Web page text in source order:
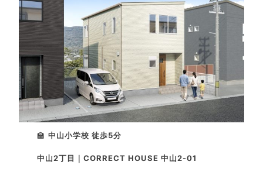
🏫 中山小学校 徒歩5分
中山2丁目｜CORRECT HOUSE 中山2-01